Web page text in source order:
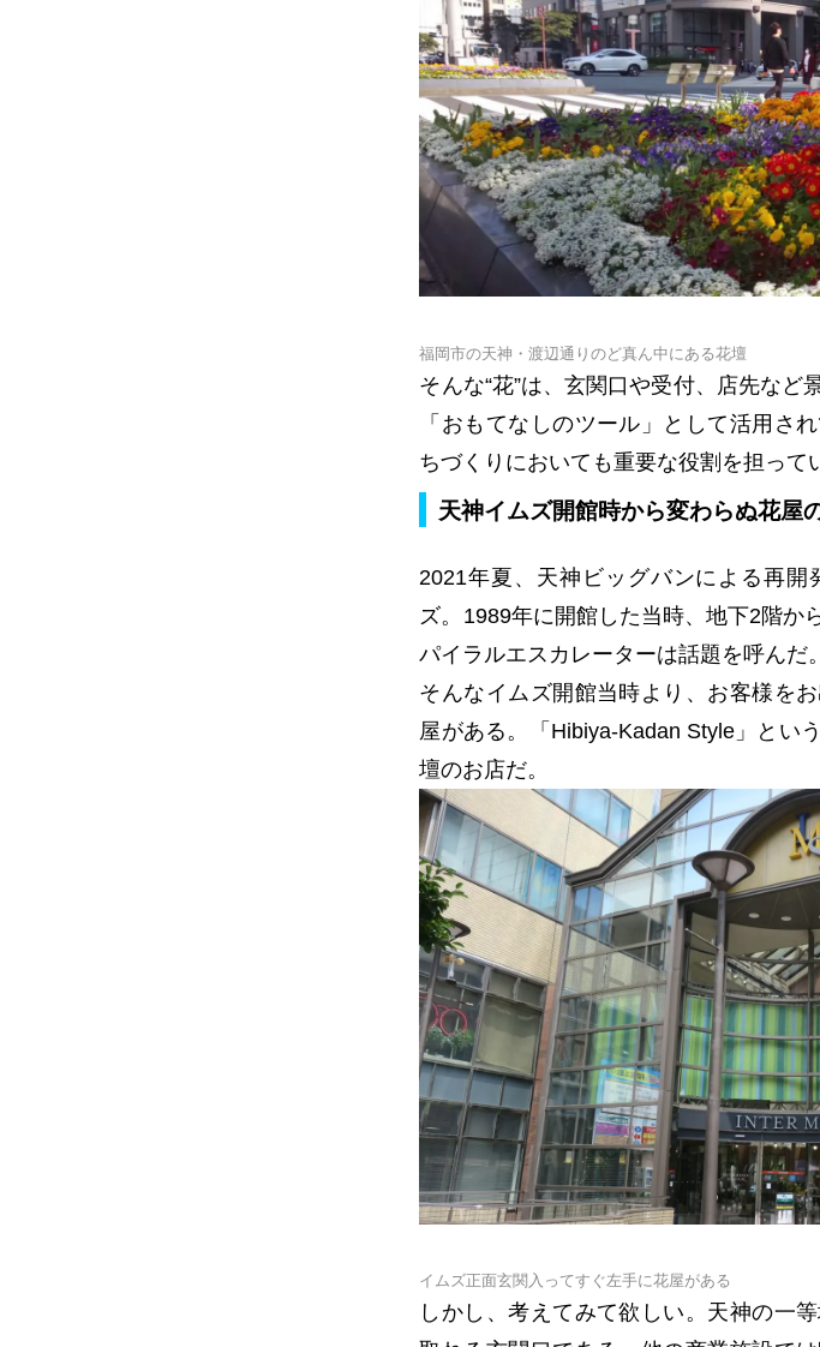
福岡市の天神・渡辺通りのど真ん中にある花壇
そんな“花”は、玄関口や受付、店先な
「おもてなしのツール」として活用さ
ちづくりにおいても重要な役割を担って
天神イムズ開館時から変わらぬ花屋
2021年夏、天神ビッグバンによる再
ズ。1989年に開館した当時、地下2階か
パイラルエスカレーターは話題を呼んだ。
そんなイムズ開館当時より、お客様を
屋がある。「Hibiya-Kadan Style」とい
壇のお店だ。
イムズ正面玄関入ってすぐ左手に花屋がある
しかし、考えてみて欲しい。天神の一